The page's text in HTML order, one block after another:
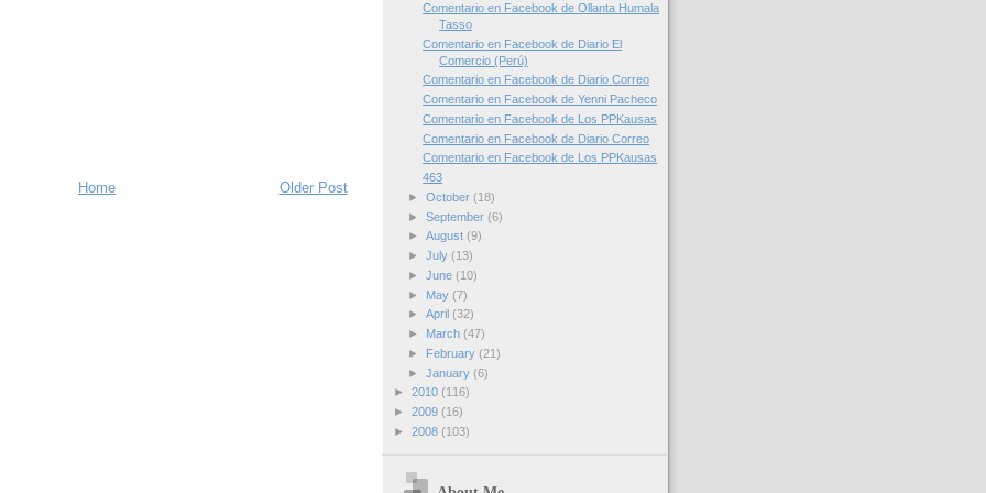
Older Post
Home
Comentario en Facebook de Ollanta Humala
Tasso
Comentario en Facebook de Diario El
Comercio (Perú)
Comentario en Facebook de Diario Correo
Comentario en Facebook de Yenni Pacheco
Comentario en Facebook de Los PPKausas
Comentario en Facebook de Diario Correo
Comentario en Facebook de Los PPKausas
463
► October (18)
► September (6)
► August (9)
► July (13)
► June (10)
►
May (7)
► April (32)
►
March (47)
►
February (21)
► January (6)
► 2010 (116)
► 2009 (16)
► 2008 (103)